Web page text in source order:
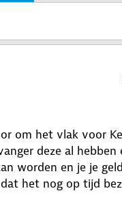
om het vlak voor
deze al hebben
worden en je je
het nog op tijd